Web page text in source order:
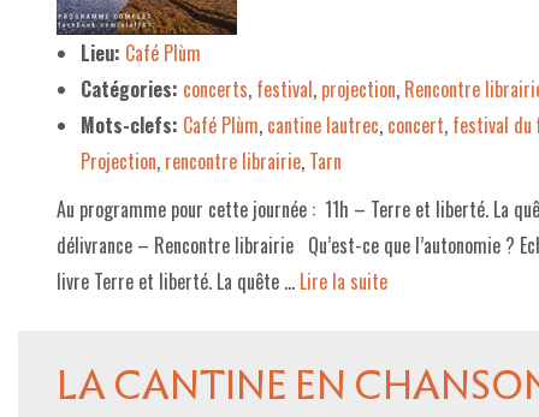
LE PROJET DE TERRITOIRE
LE CAFÉ/RESTO
LES FORMULES
NOS FOURNISSEUR·EUSE·S
LA LIBRAIRIE
COMMANDER UN LIVRE
Lieu: Café Plùm
Catégories: concerts, festival, projection, Rencontre
Mots-clefs: Café Plùm, cantine lautrec, concert, festival
Projection, rencontre librairie, Tarn
Au programme pour cette journée : 11h – Terre et liberté. La
délivrance – Rencontre librairie Qu’est-ce que l’autonomie ?
livre Terre et liberté. La quête … Lire la suite­­
LA CANTINE EN